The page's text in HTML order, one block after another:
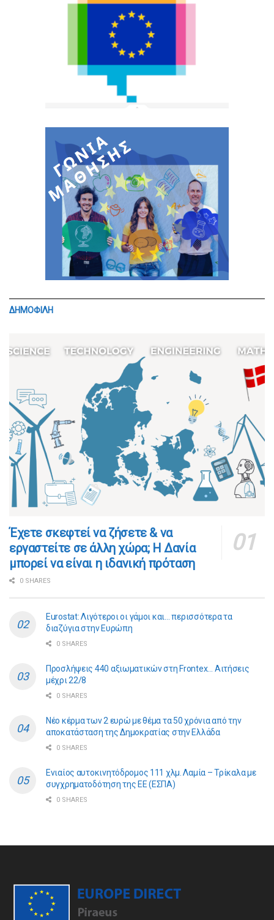
ΔΗΜΟΦΙΛΗ
​​Έχετε σκεφτεί να ζήσετε & να
εργαστείτε σε άλλη χώρα; Η Δανία
μπορεί να είναι η ιδανική πρόταση
0 SHARES
Eurostat: Λιγότεροι οι γάμοι και… περισσότερα τα
διαζύγια στην Ευρώπη
0 SHARES
Προσλήψεις 440 αξιωματικών στη Frontex… Αιτήσεις
μέχρι 22/8
0 SHARES
Νέο κέρμα των 2 ευρώ με θέμα τα 50 χρόνια από την
αποκατάσταση της Δημοκρατίας στην Ελλάδα
0 SHARES
Ενιαίος αυτοκινητόδρομος 111 χλμ. Λαμία – Τρίκαλα με
συγχρηματοδότηση της ΕE (ΕΣΠΑ)
0 SHARES